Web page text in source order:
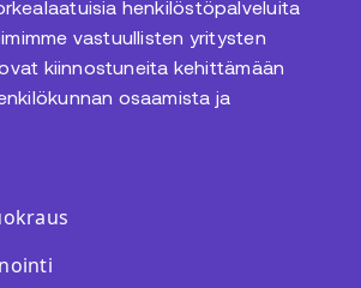
henkilöstöpalveluita
vastuullisten yritysten
kiinnostuneita kehittämään
osaamista ja